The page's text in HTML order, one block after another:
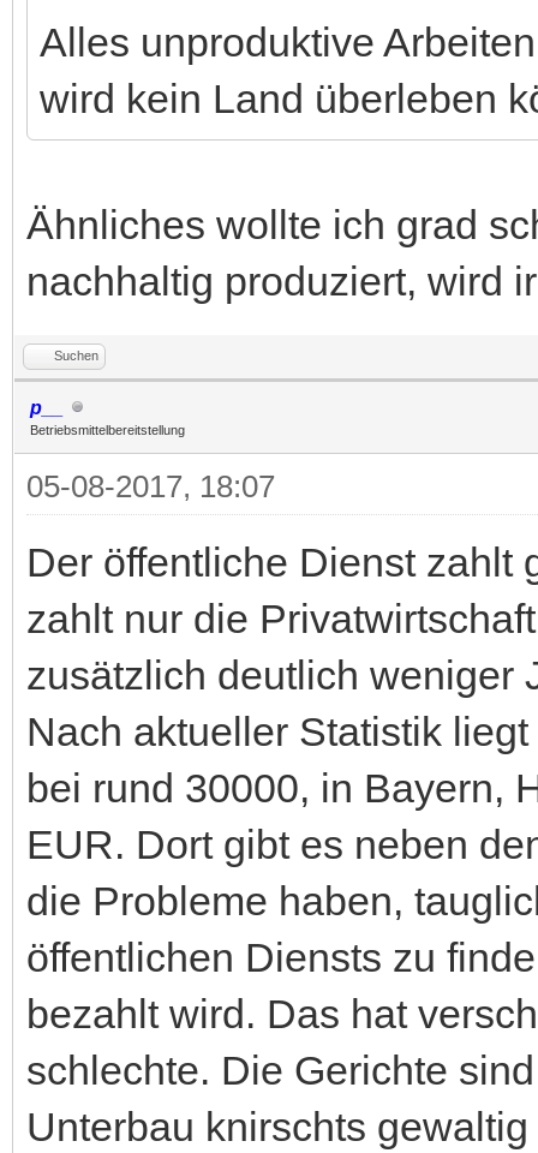
Alles unproduktive
wird kein Land überleben
Ähnliches wollte ich grad
nachhaltig produziert, wird
Suchen
p__
Betriebsmittelbereitstellung
05-08-2017, 18:07
Der öffentliche Dienst zahlt
zahlt nur die
zusätzlich deutlich weniger
Nach aktueller Statistik
bei rund 30000, in Bayern,
EUR. Dort gibt es neben
die Probleme haben,
öffentlichen Diensts zu
bezahlt wird. Das hat
schlechte. Die Gerichte
Unterbau knirschts